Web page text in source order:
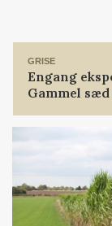
GRISE
Engang
Gammel